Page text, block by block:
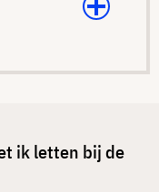
ik letten bij de